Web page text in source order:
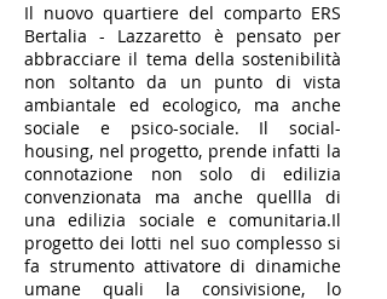
Il nuovo quartiere del comparto ERS
Bertalia - Lazzaretto è pensato per
abbracciare il tema della sostenibilità
non soltanto da un punto di vista
ambiantale ed ecologico, ma anche
sociale e psico-sociale. Il social-
housing, nel progetto, prende infatti la
connotazione non solo di edilizia
convenzionata ma anche quellla di
una edilizia sociale e comunitaria.Il
progetto dei lotti nel suo complesso si
fa strumento attivatore di dinamiche
umane quali la consivisione, lo